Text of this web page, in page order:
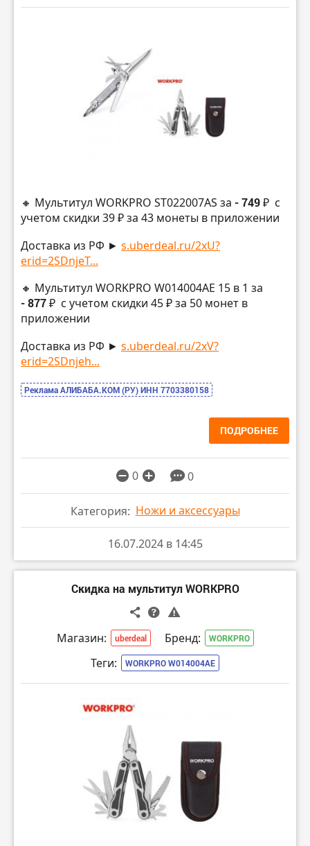
🔸 Мультитул WORKPRO ST022007AS за - 749 ₽ с
учетом скидки 39 ₽ за 43 монеты в приложении
Доставка из РФ ► s.uberdeal.ru/2xU?
erid=2SDnjeT...
🔸 Мультитул WORKPRO W014004AE 15 в 1 за
- 877 ₽ с учетом скидки 45 ₽ за 50 монет в
приложении
Доставка из РФ ► s.uberdeal.ru/2xV?
erid=2SDnjeh...
Реклама АЛИБАБА.КОМ (РУ) ИНН 7703380158
ПОДРОБНЕЕ
0 0
Категория: Ножи и аксессуары
16.07.2024 в 14:45
Скидка на мультитул WORKPRO
Магазин: uberdeal Бренд: WORKPRO
Теги: WORKPRO W014004AE